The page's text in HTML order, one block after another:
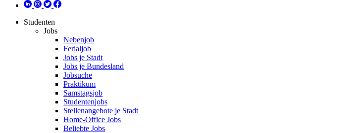
Studenten
Jobs
Nebenjob
Ferialjob
Jobs je Stadt
Jobs je Bundesland
Jobsuche
Praktikum
Samstagsjob
Studentenjobs
Stellenangebote je Stadt
Home-Office Jobs
Beliebte Jobs